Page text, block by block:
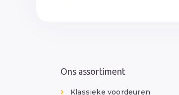
Ons assortiment
Klassieke voordeuren